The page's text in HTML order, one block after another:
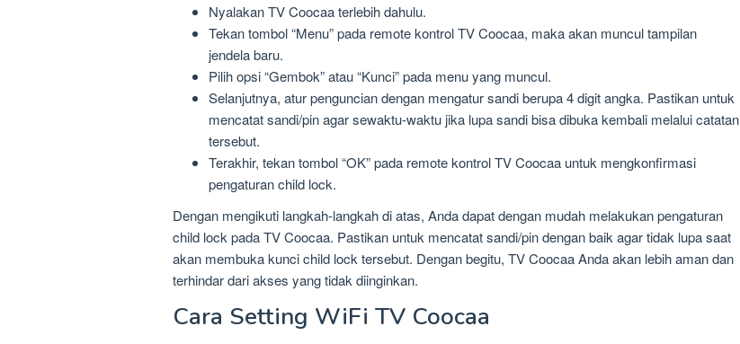
Nyalakan TV Coocaa terlebih dahulu.
Tekan tombol “Menu” pada remote kontrol TV Coocaa, maka akan muncul tampilan
jendela baru.
Pilih opsi “Gembok” atau “Kunci” pada menu yang muncul.
Selanjutnya, atur penguncian dengan mengatur sandi berupa 4 digit angka. Pastikan untuk
mencatat sandi/pin agar sewaktu-waktu jika lupa sandi bisa dibuka kembali melalui catatan
tersebut.
Terakhir, tekan tombol “OK” pada remote kontrol TV Coocaa untuk mengkonfirmasi
pengaturan child lock.
Dengan mengikuti langkah-langkah di atas, Anda dapat dengan mudah melakukan pengaturan
child lock pada TV Coocaa. Pastikan untuk mencatat sandi/pin dengan baik agar tidak lupa saat
akan membuka kunci child lock tersebut. Dengan begitu, TV Coocaa Anda akan lebih aman dan
terhindar dari akses yang tidak diinginkan.
Cara Setting WiFi TV Coocaa